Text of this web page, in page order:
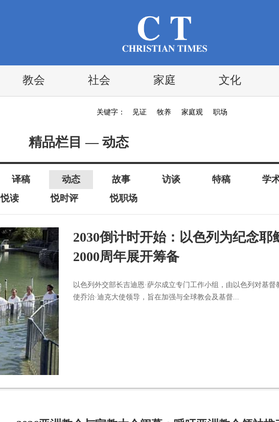
教会 社会 家庭 文化
关键字： 见证 牧养 家庭观 职场
精品栏目 — 动态
译稿 动态 故事 访谈 特稿
学
悦读 悦时评 悦职场
2030倒计时开始：以色列为纪念耶
2000周年展开筹备
以色列外交部长吉迪恩·萨尔成立专门工作小组，由以色列对基督
使乔治·迪克大使领导，旨在加强与全球教会及基督...